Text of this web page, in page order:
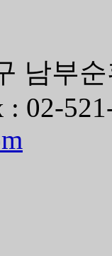
남부
: 02-